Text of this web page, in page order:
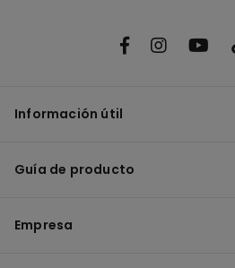
Información útil
Guía de producto
Empresa